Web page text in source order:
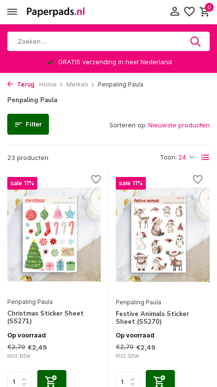
0
GRATIS verzending in heel Nederland
Terug Home Merken Penpaling Paula
Penpaling Paula
Filter
23 producten Toon:
Sorteren op:
sale 11%
Penpaling Paula
Christmas Sticker Sheet
(SS271)
Op voorraad
€2,79 €2,49
Incl. btw
sale 11%
Penpaling Paula
Festive Animals Sticker
Sheet (SS270)
Op voorraad
€2,79 €2,49
Incl. btw